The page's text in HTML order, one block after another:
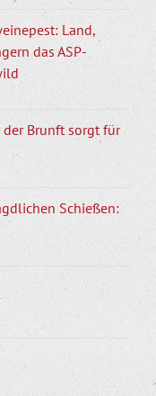
Land,
das ASP-
Brunft sorgt für
Schießen: